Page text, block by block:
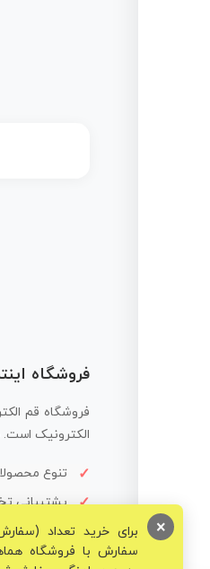
فروشگاه
فروشگاه قم
الکترونیک
تنوع
پشتیبانی
برای خرید تعداد
سفارش با فروشگاه
×